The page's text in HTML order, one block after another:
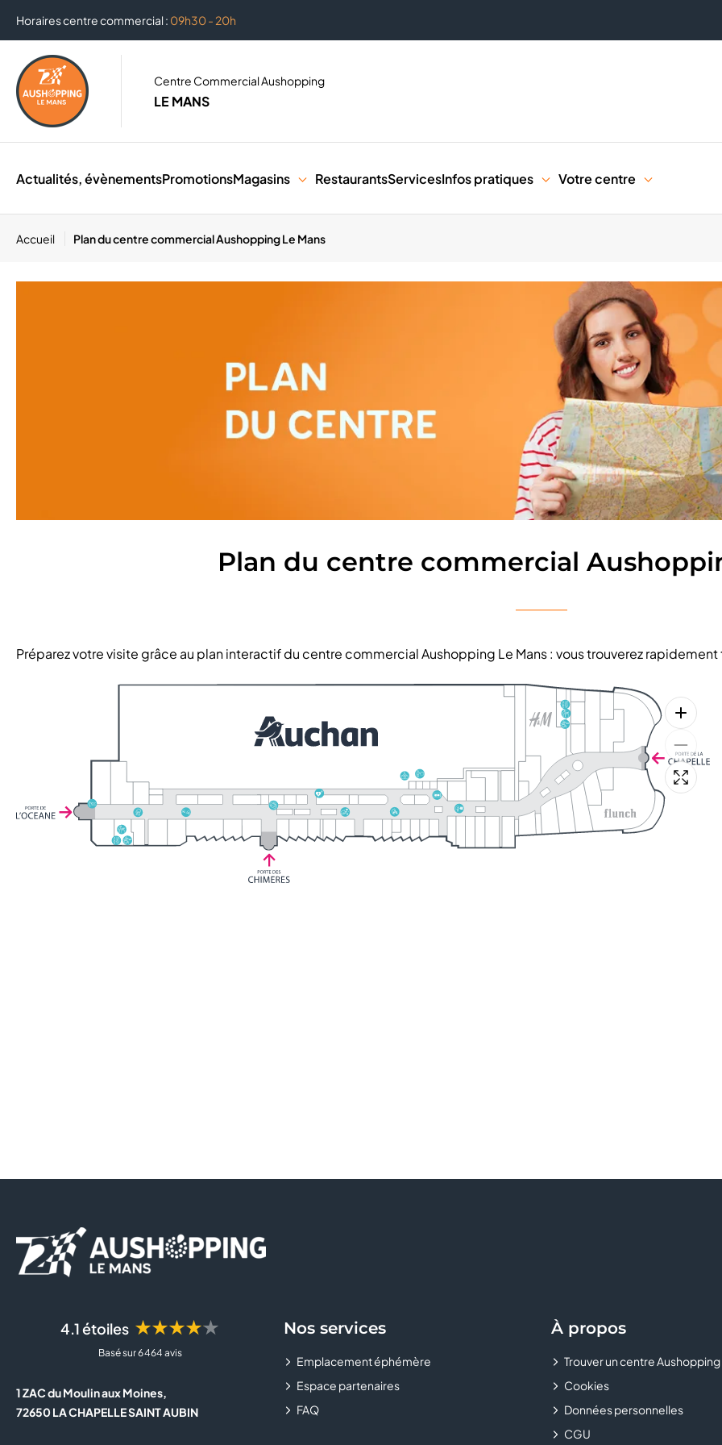
Horaires centre commercial : 09h30 - 20h
Centre Commercial Aushopping
LE MANS
Actualités, évènementsPromotionsMagasins RestaurantsServicesInfos pratiques Votre centre
Accueil Plan du centre commercial Aushopping Le Mans
Plan du centre commercial
Préparez votre visite grâce au plan interactif du centre commercial Aushopping Le Mans : vous trouverez
4.1 étoiles ★★★★★
Basé sur 6 464 avis
1 ZAC du Moulin aux Moines,
72650 LA CHAPELLE SAINT AUBIN
Nos services
Emplacement éphémère
Espace partenaires
FAQ
À propos
Trouver un centre Aushopping
Cookies
Données personnelles
CGU